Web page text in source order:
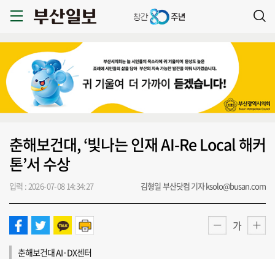
춘해보건대, ‘빛나는 인재 AI-Re Local 해커
톤’서 수상
입력 : 2026-07-08 14:34:27 김형일 부산닷컴 기자 ksolo@busan.com
가
춘해보건대 AI·DX센터